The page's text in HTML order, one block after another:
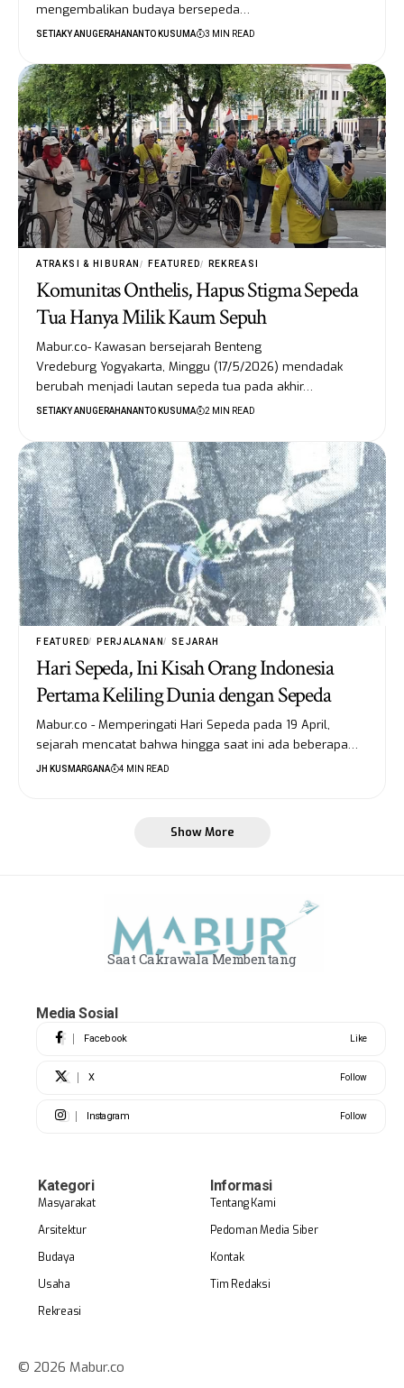
mengembalikan budaya bersepeda…
SETIAKY ANUGERAHANANTO KUSUMA 3 MIN READ
ATRAKSI & HIBURAN FEATURED REKREASI
Komunitas Onthelis, Hapus Stigma Sepeda
Tua Hanya Milik Kaum Sepuh
Mabur.co- Kawasan bersejarah Benteng
Vredeburg Yogyakarta, Minggu (17/5/2026) mendadak
berubah menjadi lautan sepeda tua pada akhir…
SETIAKY ANUGERAHANANTO KUSUMA 2 MIN READ
FEATURED PERJALANAN SEJARAH
Hari Sepeda, Ini Kisah Orang Indonesia
Pertama Keliling Dunia dengan Sepeda
Mabur.co - Memperingati Hari Sepeda pada 19 April,
sejarah mencatat bahwa hingga saat ini ada beberapa…
JH KUSMARGANA 4 MIN READ
Show More
Saat Cakrawala Membentang
Media Sosial
Facebook Like
X Follow
Instagram Follow
Kategori
Masyarakat
Arsitektur
Budaya
Usaha
Rekreasi
Informasi
Tentang Kami
Pedoman Media Siber
Kontak
Tim Redaksi
© 2026 Mabur.co